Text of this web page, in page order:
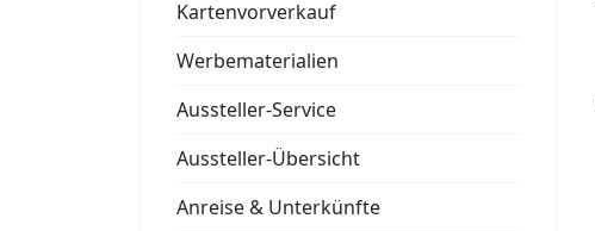
Kartenvorverkauf
Werbematerialien
Aussteller-Service
Aussteller-Übersicht
Anreise & Unterkünfte